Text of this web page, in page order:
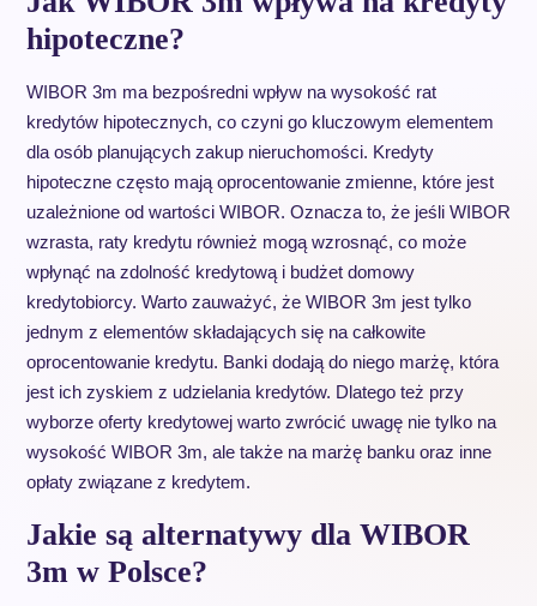
hipoteczne?
WIBOR 3m ma bezpośredni wpływ na wysokość rat
kredytów hipotecznych, co czyni go kluczowym elementem
dla osób planujących zakup nieruchomości. Kredyty
hipoteczne często mają oprocentowanie zmienne, które jest
uzależnione od wartości WIBOR. Oznacza to, że jeśli WIBOR
wzrasta, raty kredytu również mogą wzrosnąć, co może
wpłynąć na zdolność kredytową i budżet domowy
kredytobiorcy. Warto zauważyć, że WIBOR 3m jest tylko
jednym z elementów składających się na całkowite
oprocentowanie kredytu. Banki dodają do niego marżę, która
jest ich zyskiem z udzielania kredytów. Dlatego też przy
wyborze oferty kredytowej warto zwrócić uwagę nie tylko na
wysokość WIBOR 3m, ale także na marżę banku oraz inne
opłaty związane z kredytem.
Jakie są alternatywy dla WIBOR
3m w Polsce?